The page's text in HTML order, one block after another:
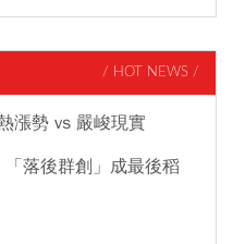
/ HOT NEWS /
漲勢 vs 嚴峻現實
落後群創」成最後稻